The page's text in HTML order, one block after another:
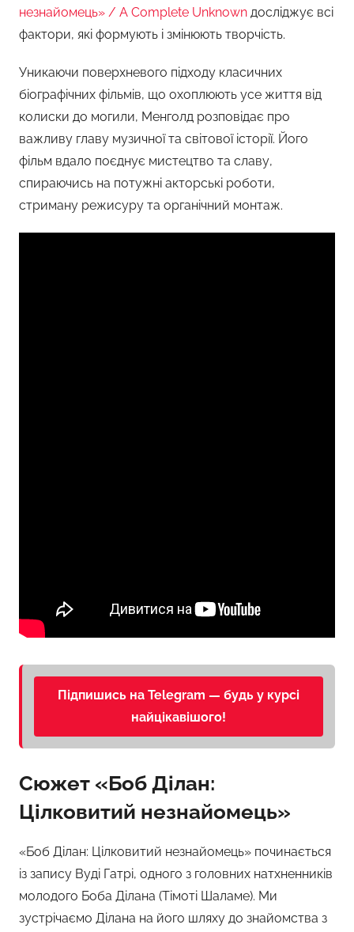
незнайомець» / A Complete Unknown досліджує всі
фактори, які формують і змінюють творчість.
Уникаючи поверхневого підходу класичних
біографічних фільмів, що охоплюють усе життя від
колиски до могили, Менголд розповідає про
важливу главу музичної та світової історії. Його
фільм вдало поєднує мистецтво та славу,
спираючись на потужні акторські роботи,
стриману режисуру та органічний монтаж.
Підпишись на Telegram — будь у курсі
найцікавішого!
Сюжет «Боб Ділан:
Цілковитий незнайомець»
«Боб Ділан: Цілковитий незнайомець» починається
із запису Вуді Гатрі, одного з головних натхненників
молодого Боба Ділана (Тімоті Шаламе). Ми
зустрічаємо Ділана на його шляху до знайомства з